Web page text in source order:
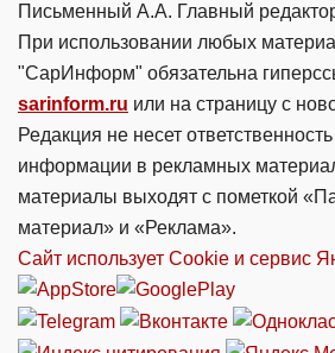
Письменный А.А. Главный
При использовании любых
"СарИнформ" обязательна
sarinform.ru или на страницу с
Редакция не несет
информации в рекламных
материалы выходят с пометкой
материал» и «Реклама».
Сайт использует Cookie и сервиc